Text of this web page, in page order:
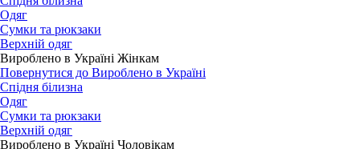
Одяг
Сумки та рюкзаки
Верхній одяг
Вироблено в Україні Жінкам
Повернутися до Вироблено в Україні
Спідня білизна
Одяг
Сумки та рюкзаки
Верхній одяг
Вироблено в Україні Чоловікам